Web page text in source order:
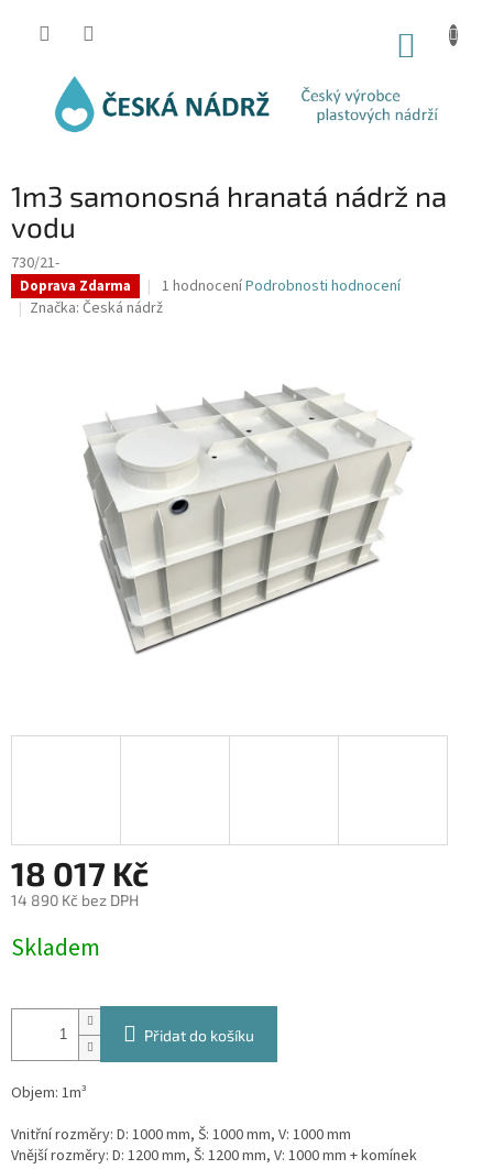
1m3 samonosná hranatá nádrž na
vodu
730/21-
Doprava Zdarma
Průměrné
hodnocení
5
hvězdiček.
1 hodnoceníPodrobnosti hodnocení
Značka: Česká nádrž
18 017 Kč
14 890 Kč bez DPH
cena:
Skladem
Přidat do košíku
Objem: 1m³
Vnitřní rozměry: D: 1000 mm, Š: 1000 mm, V: 1000 mm
Vnější rozměry: D: 1200 mm, Š: 1200 mm, V: 1000 mm + komínek